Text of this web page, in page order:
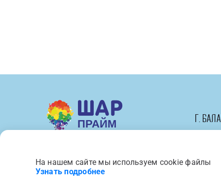
г.
Вся представленная на сайте
На нашем сайте мы используем cookie файлы
Узнать подробнее